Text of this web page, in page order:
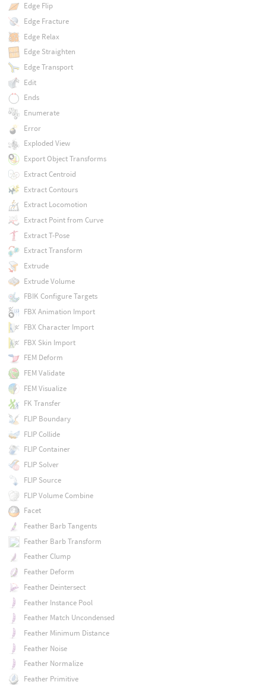
Edge Flip
Edge Fracture
Edge Relax
Edge Straighten
Edge Transport
Edit
Ends
Enumerate
Error
Exploded View
Export Object Transforms
Extract Centroid
Extract Contours
Extract Locomotion
Extract Point from Curve
Extract T-Pose
Extract Transform
Extrude
Extrude Volume
FBIK Configure Targets
FBX Animation Import
FBX Character Import
FBX Skin Import
FEM Deform
FEM Validate
FEM Visualize
FK Transfer
FLIP Boundary
FLIP Collide
FLIP Container
FLIP Solver
FLIP Source
FLIP Volume Combine
Facet
Feather Barb Tangents
Feather Barb Transform
Feather Clump
Feather Deform
Feather Deintersect
Feather Instance Pool
Feather Match Uncondensed
Feather Minimum Distance
Feather Noise
Feather Normalize
Feather Primitive